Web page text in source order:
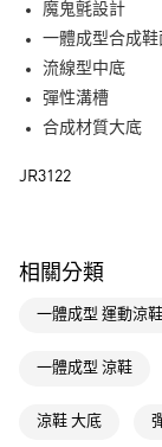
LINE Pay
每筆NT$80，滿
每筆NT$80，滿
萊爾富取貨付款
付款後萊爾富取貨
每筆NT$80，滿
魔鬼氈設計
一體成型合成鞋
流線型中底
彈性溝槽
合成材質大底
JR3122
相關分類
一體成型 運動涼鞋
一體成型 涼鞋
涼鞋 大底